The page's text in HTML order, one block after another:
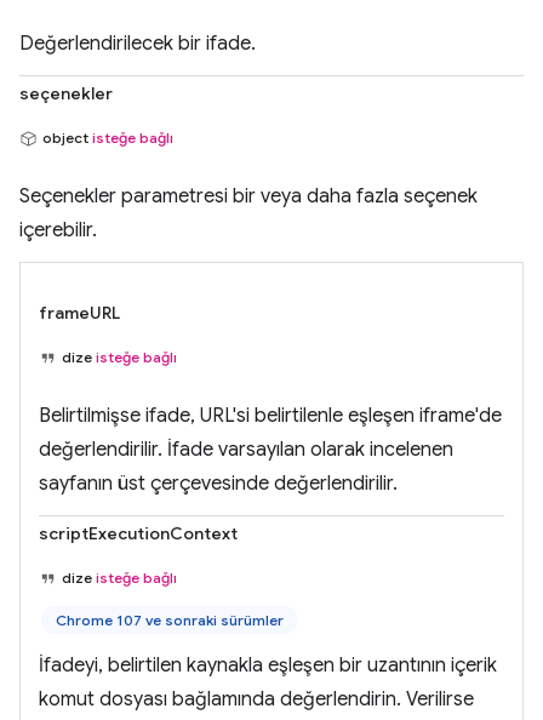
Değerlendirilecek bir ifade.
seçenekler
object isteğe bağlı
Seçenekler parametresi bir veya daha fazla seçenek
içerebilir.
frameURL
dize isteğe bağlı
Belirtilmişse ifade, URL'si belirtilenle eşleşen iframe'de
değerlendirilir. İfade varsayılan olarak incelenen
sayfanın üst çerçevesinde değerlendirilir.
scriptExecutionContext
dize isteğe bağlı
Chrome 107 ve sonraki sürümler
İfadeyi, belirtilen kaynakla eşleşen bir uzantının içerik
komut dosyası bağlamında değerlendirin. Verilirse